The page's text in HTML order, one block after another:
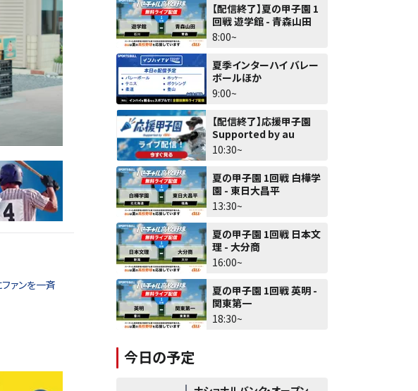
ァンを一斉
【配信終了】夏の甲子園 1
回戦 遊学館 - 青森山田
8:00~
夏季インターハイ バレー
ボールほか
9:00~
【配信終了】応援甲子園
Supported by au
10:30~
夏の甲子園 1回戦 白樺学
園 - 東日大昌平
13:30~
夏の甲子園 1回戦 日本文
理 - 大分商
16:00~
夏の甲子園 1回戦 英明 -
関東第一
18:30~
今日の予定